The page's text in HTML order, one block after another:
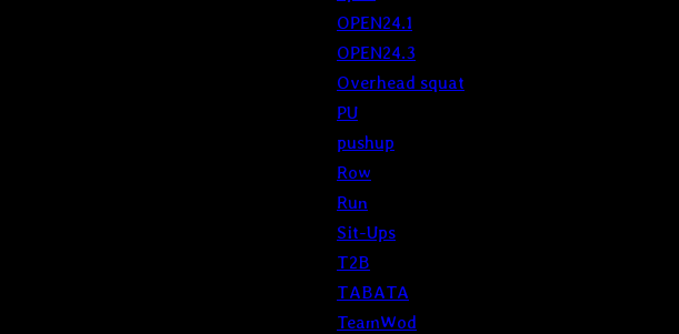
OPEN24.1
OPEN24.3
Overhead squat
PU
pushup
Row
Run
Sit-Ups
T2B
TABATA
TeamWod